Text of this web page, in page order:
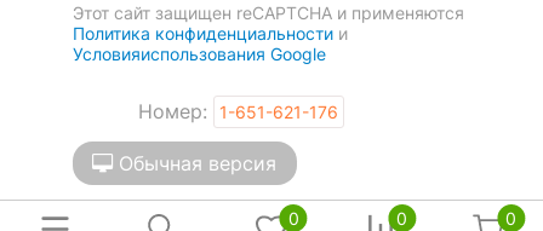
Этот сайт защищен reCAPTCHA и применяются
Политика конфиденциальности и
Условияиспользования Google
Номер: 1-651-621-176
Обычная версия
0 0 0